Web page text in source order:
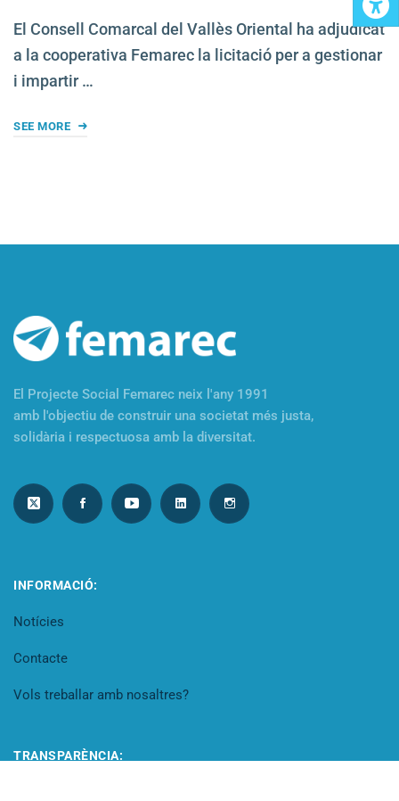
El Consell Comarcal del Vallès Oriental ha adjudicat
a la cooperativa Femarec la licitació per a gestionar
i impartir …
SEE MORE
El Projecte Social Femarec neix l'any 1991
amb l'objectiu de construir una societat més justa,
solidària i respectuosa amb la diversitat.
INFORMACIÓ:
Notícies
Contacte
Vols treballar amb nosaltres?
TRANSPARÈNCIA: